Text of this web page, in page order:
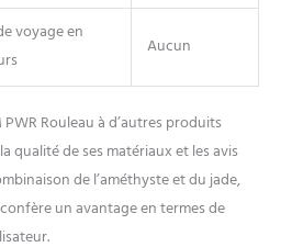
jeunesse et le bien-être.
Combinant ses propriétés
rafraîchissantes avec
l'énergie positive de
l'améthyste aide à oxygéner
la peau pour un éclat plus
lumineux et plus jeune.
voyage en
Aucun
Rouleau à d’autres produits
qualité de ses matériaux et les avis
de l’améthyste et du jade,
un avantage en termes de